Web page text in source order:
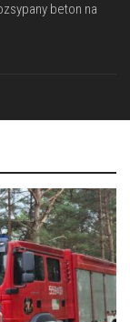
beton na